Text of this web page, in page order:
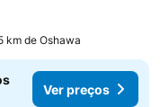
km de Oshawa
Ver preços